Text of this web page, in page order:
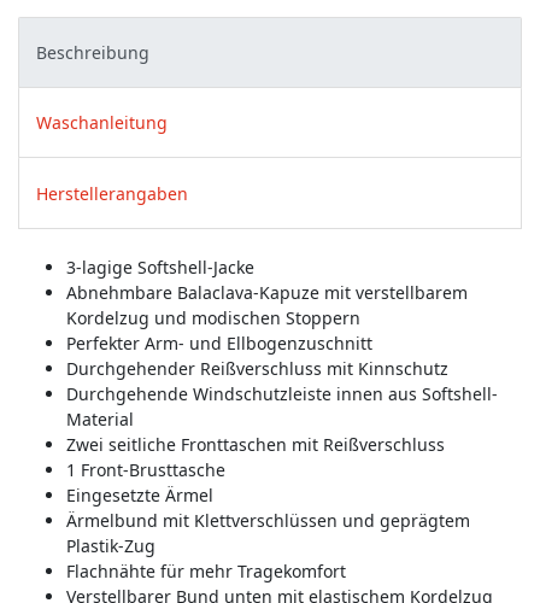
Beschreibung
Waschanleitung
Herstellerangaben
3-lagige Softshell-Jacke
Abnehmbare Balaclava-Kapuze mit verstellbarem
Kordelzug und modischen Stoppern
Perfekter Arm- und Ellbogenzuschnitt
Durchgehender Reißverschluss mit Kinnschutz
Durchgehende Windschutzleiste innen aus Softshell-
Material
Zwei seitliche Fronttaschen mit Reißverschluss
1 Front-Brusttasche
Eingesetzte Ärmel
Ärmelbund mit Klettverschlüssen und geprägtem
Plastik-Zug
Flachnähte für mehr Tragekomfort
Verstellbarer Bund unten mit elastischem Kordelzug